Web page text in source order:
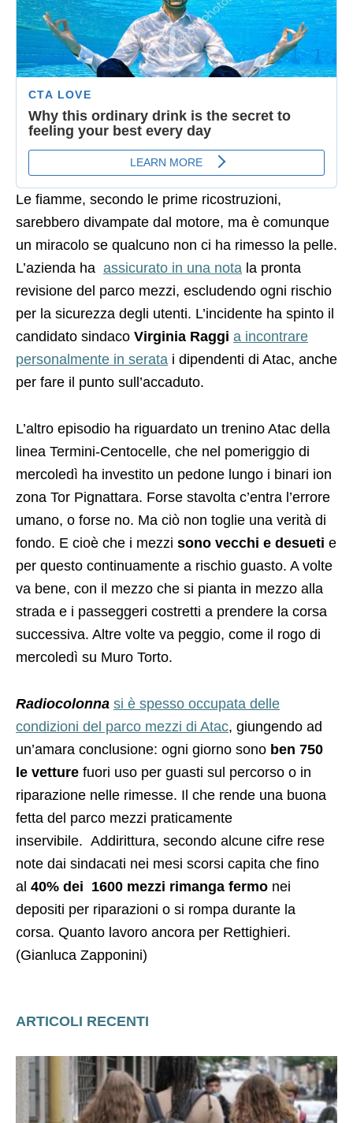
Le fiamme, secondo le prime ricostruzioni,
sarebbero divampate dal motore, ma è comunque
un miracolo se qualcuno non ci ha rimesso la pelle.
L’azienda ha assicurato in una nota la pronta
revisione del parco mezzi, escludendo ogni rischio
per la sicurezza degli utenti. L’incidente ha spinto il
candidato sindaco Virginia Raggi a incontrare
personalmente in serata i dipendenti di Atac, anche
per fare il punto sull’accaduto.
L’altro episodio ha riguardato un trenino Atac della
linea Termini-Centocelle, che nel pomeriggio di
mercoledì ha investito un pedone lungo i binari ion
zona Tor Pignattara. Forse stavolta c’entra l’errore
umano, o forse no. Ma ciò non toglie una verità di
fondo. E cioè che i mezzi sono vecchi e desueti e
per questo continuamente a rischio guasto. A volte
va bene, con il mezzo che si pianta in mezzo alla
strada e i passeggeri costretti a prendere la corsa
successiva. Altre volte va peggio, come il rogo di
mercoledì su Muro Torto.
Radiocolonna si è spesso occupata delle
condizioni del parco mezzi di Atac, giungendo ad
un’amara conclusione: ogni giorno sono ben 750
le vetture fuori uso per guasti sul percorso o in
riparazione nelle rimesse. Il che rende una buona
fetta del parco mezzi praticamente
inservibile. Addirittura, secondo alcune cifre rese
note dai sindacati nei mesi scorsi capita che fino
al 40% dei 1600 mezzi rimanga fermo nei
depositi per riparazioni o si rompa durante la
corsa. Quanto lavoro ancora per Rettighieri.
(Gianluca Zapponini)
ARTICOLI RECENTI